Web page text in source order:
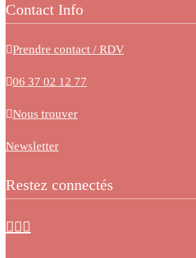
Contact Info
Prendre contact / RDV
06 37 02 12 77
Nous trouver
Newsletter
Restez connectés